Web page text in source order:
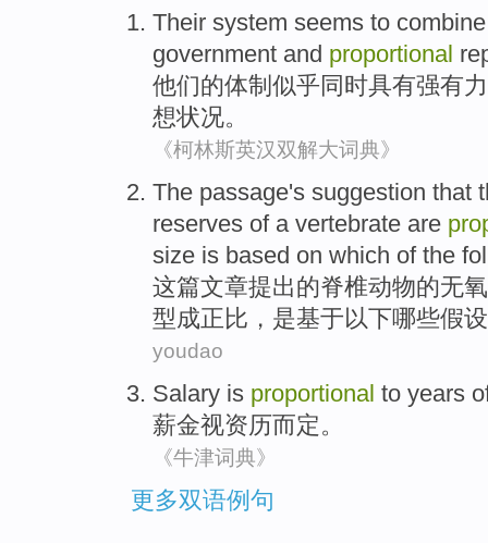
Their system seems to
government and proportional
他们的体制 似乎 同时具有强有
想状况。
《柯林斯英汉双解大词典》
The passage's suggestion that
reserves of a vertebrate are
size is based on which of the
这篇文章提出的脊椎动物的无氧
型成正比 ， 是基于以下哪些假设
youdao
Salary is proportional to years
薪金视资历而定。
《牛津词典》
更多双语例句